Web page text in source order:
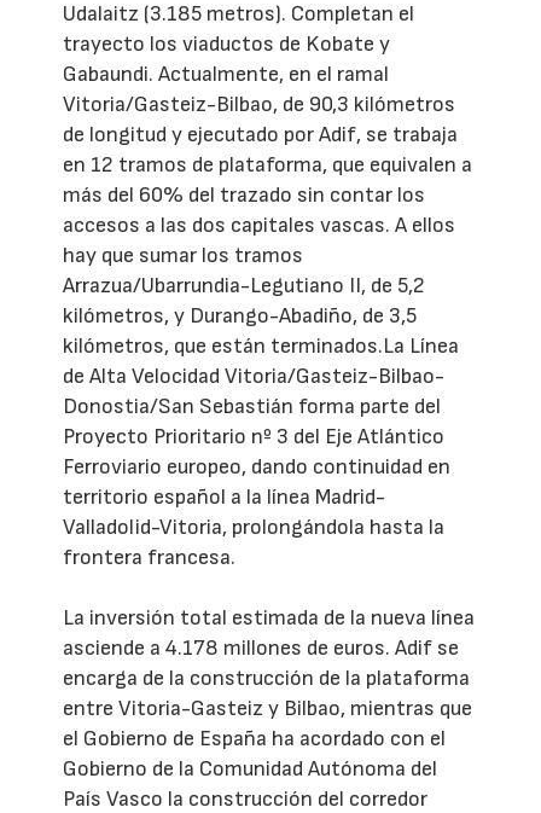
Udalaitz (3.185 metros). Completan el
trayecto los viaductos de Kobate y
Gabaundi. Actualmente, en el ramal
Vitoria/Gasteiz-Bilbao, de 90,3 kilómetros
de longitud y ejecutado por Adif, se trabaja
en 12 tramos de plataforma, que equivalen a
más del 60% del trazado sin contar los
accesos a las dos capitales vascas. A ellos
hay que sumar los tramos
Arrazua/Ubarrundia-Legutiano II, de 5,2
kilómetros, y Durango-Abadiño, de 3,5
kilómetros, que están terminados.La Línea
de Alta Velocidad Vitoria/Gasteiz-Bilbao-
Donostia/San Sebastián forma parte del
Proyecto Prioritario nº 3 del Eje Atlántico
Ferroviario europeo, dando continuidad en
territorio español a la línea Madrid-
Valladolid-Vitoria, prolongándola hasta la
frontera francesa.
La inversión total estimada de la nueva línea
asciende a 4.178 millones de euros. Adif se
encarga de la construcción de la plataforma
entre Vitoria-Gasteiz y Bilbao, mientras que
el Gobierno de España ha acordado con el
Gobierno de la Comunidad Autónoma del
País Vasco la construcción del corredor